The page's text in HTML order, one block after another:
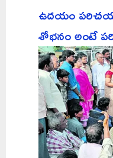
ఉదయం
శోభనం అంటే